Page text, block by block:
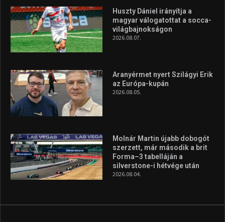
Huszty Dániel irányítja a
magyar válogatottat a socca-
világbajnokságon
2026.08.07.
Aranyérmet nyert Szilágyi Erik
az Európa-kupán
2026.08.05.
Molnár Martin újabb dobogót
szerzett, már második a brit
Forma–3 tabelláján a
silverstone-i hétvége után
2026.08.04.